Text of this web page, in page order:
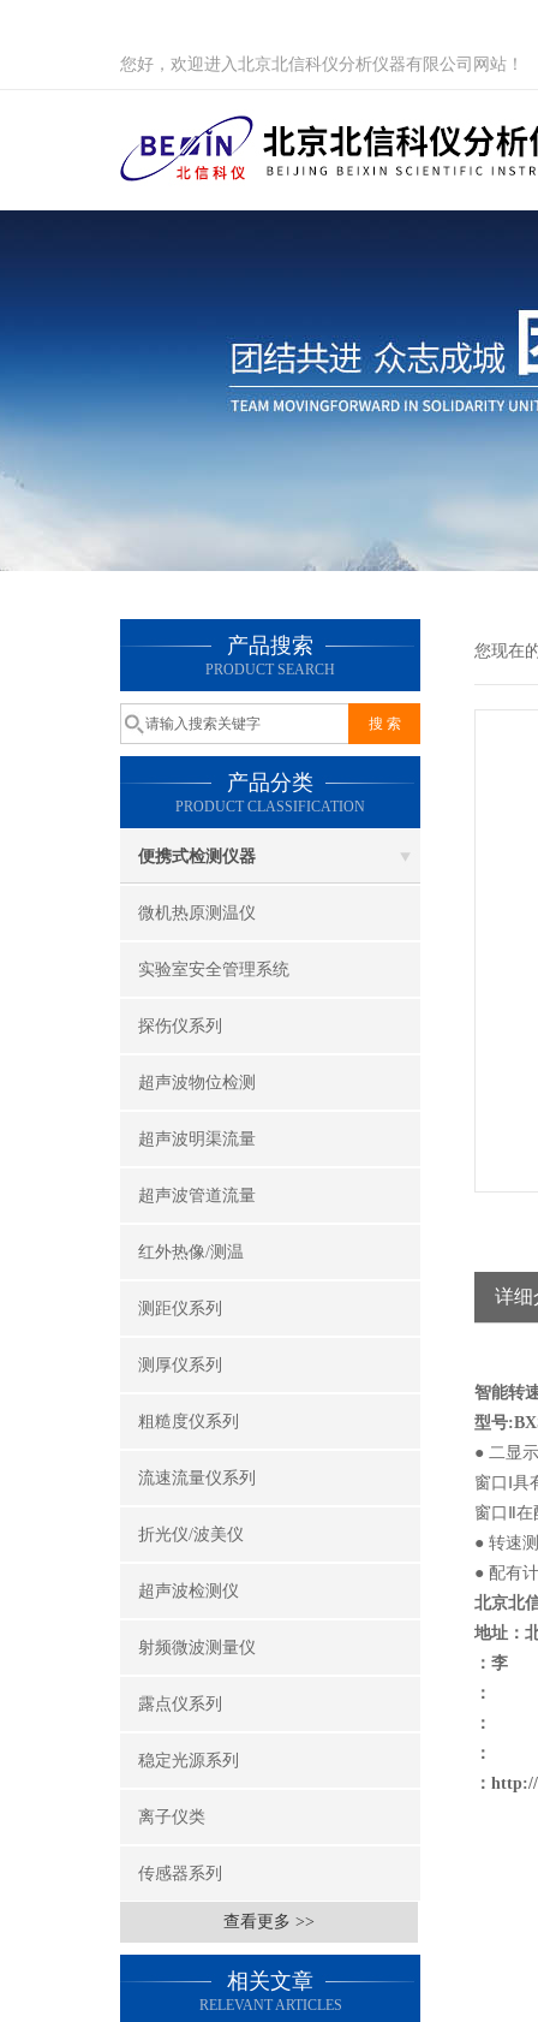
您好，欢迎进入北京北信科仪分析仪器有限公司网站！
产品搜索
PRODUCT SEARCH
产品分类
PRODUCT CLASSIFICATION
便携式检测仪器
微机热原测温仪
实验室安全管理系统
探伤仪系列
超声波物位检测
超声波明渠流量
超声波管道流量
红外热像/测温
测距仪系列
测厚仪系列
粗糙度仪系列
流速流量仪系列
折光仪/波美仪
超声波检测仪
射频微波测量仪
露点仪系列
稳定光源系列
离子仪类
传感器系列
查看更多 >>
相关文章
RELEVANT ARTICLES
您现在
详细
智能转
型号
● 二显
窗口Ⅰ具
窗口Ⅱ
● 转速
● 配有
北京北
地址：
：李
：
：
：
： http://